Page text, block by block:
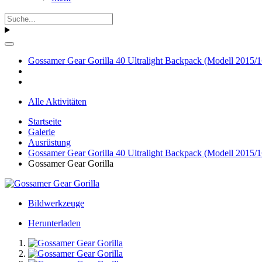
Gossamer Gear Gorilla 40 Ultralight Backpack (Modell 2015/
Alle Aktivitäten
Startseite
Galerie
Ausrüstung
Gossamer Gear Gorilla 40 Ultralight Backpack (Modell 2015/
Gossamer Gear Gorilla
Bildwerkzeuge
Herunterladen